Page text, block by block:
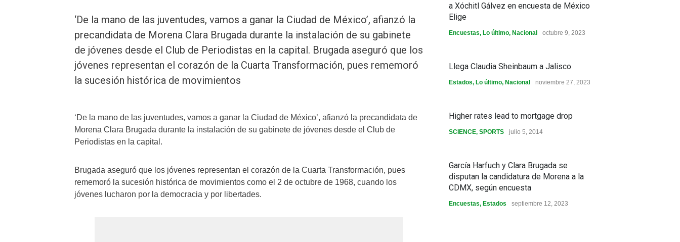
‘De la mano de las juventudes, vamos a ganar la Ciudad de México’, afianzó la
precandidata de Morena Clara Brugada durante la instalación de su gabinete
de jóvenes desde el Club de Periodistas en la capital. Brugada aseguró que los
jóvenes representan el corazón de la Cuarta Transformación, pues rememoró
la sucesión histórica de movimientos
‘De la mano de las juventudes, vamos a ganar la Ciudad de México’, afianzó la precandidata de
Morena Clara Brugada durante la instalación de su gabinete de jóvenes desde el Club de
Periodistas en la capital.
Brugada aseguró que los jóvenes representan el corazón de la Cuarta Transformación, pues
rememoró la sucesión histórica de movimientos como el 2 de octubre de 1968, cuando los
jóvenes lucharon por la democracia y por libertades.
a Xóchitl Gálvez en encuesta de México
Elige
Encuestas, Lo último, Nacional octubre 9, 2023
Llega Claudia Sheinbaum a Jalisco
Estados, Lo último, Nacional noviembre 27, 2023
Higher rates lead to mortgage drop
SCIENCE, SPORTS julio 5, 2014
García Harfuch y Clara Brugada se
disputan la candidatura de Morena a la
CDMX, según encuesta
Encuestas, Estados septiembre 12, 2023